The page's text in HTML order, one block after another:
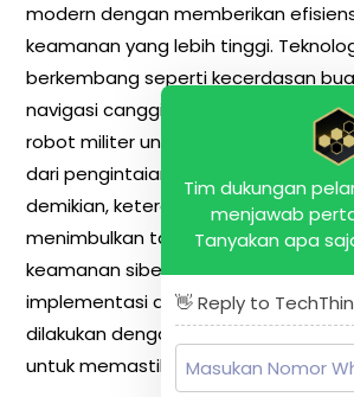
modern dengan memberikan
keamanan yang lebih tinggi.
berkembang seperti kecerdasan
navigasi canggih, dan sensor
robot militer untuk menjalankan
dari pengintaian hingga pertempuran.
demikian, ketergantungan pada
menimbulkan tantangan signifikan
keamanan siber, dan masalah etika.
implementasi dan penggunaan
dilakukan dengan hati-hati dan
untuk memastikan operasi yang
Tim dukungan
menjawab
Tanyakan apa
👋 Reply to